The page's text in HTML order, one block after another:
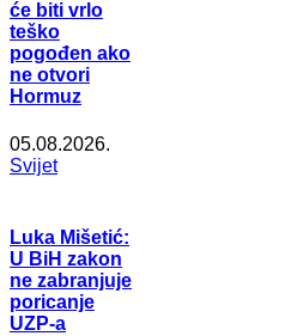
će biti vrlo
teško
pogođen ako
ne otvori
Hormuz
05.08.2026.
Svijet
Luka Mišetić:
U BiH zakon
ne zabranjuje
poricanje
UZP-a